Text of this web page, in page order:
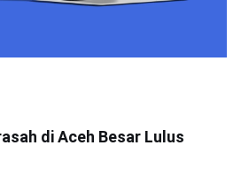
di Aceh Besar Lulus